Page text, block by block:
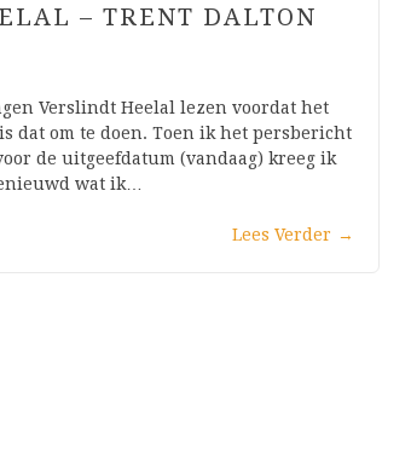
– TRENT DALTON
Verslindt Heelal lezen voordat het
dat om te doen. Toen ik het persbericht
de uitgeefdatum (vandaag) kreeg ik
wat ik…
Lees Verder →